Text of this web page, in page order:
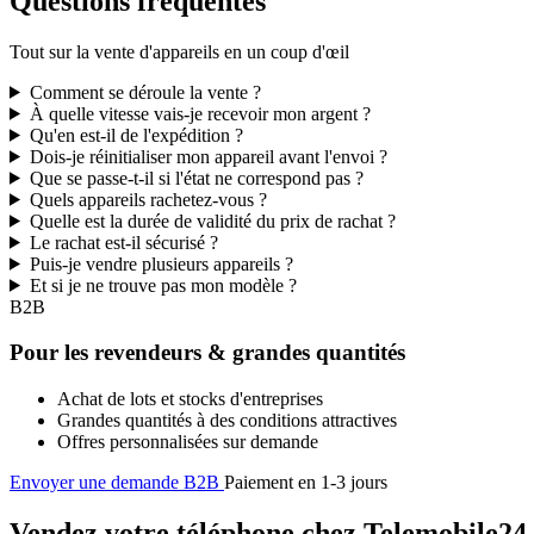
Tout sur la vente d'appareils en un coup d'œil
Comment se déroule la vente ?
À quelle vitesse vais-je recevoir mon argent ?
Qu'en est-il de l'expédition ?
Dois-je réinitialiser mon appareil avant l'envoi ?
Que se passe-t-il si l'état ne correspond pas ?
Quels appareils rachetez-vous ?
Quelle est la durée de validité du prix de rachat ?
Le rachat est-il sécurisé ?
Puis-je vendre plusieurs appareils ?
Et si je ne trouve pas mon modèle ?
B2B
Pour les revendeurs & grandes quantités
Achat de lots et stocks d'entreprises
Grandes quantités à des conditions attractives
Offres personnalisées sur demande
Envoyer une demande B2B Paiement en 1-3 jours